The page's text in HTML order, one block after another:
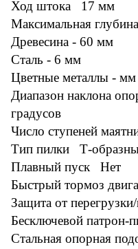
Ход штока 17 мм
Максимальная
Древесина - 60 мм
Сталь - 6 мм
Цветные металлы - мм
Диапазон наклона
градусов
Число ступеней
Тип пилки Т-
Плавный пуск Нет
Быстрый тормоз
Защита от
Бесключевой патрон-
Стальная опорная